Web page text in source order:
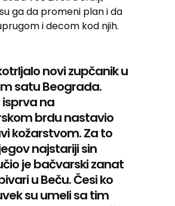
ga da promeni plan i da
i decom kod njih.
novi zupčanik u
satu Beograda.
isprva na
brdu nastavio
kožarstvom. Za to
najstariji sin
je bačvarski zanat
u Beču. Česi ko
su umeli sa tim